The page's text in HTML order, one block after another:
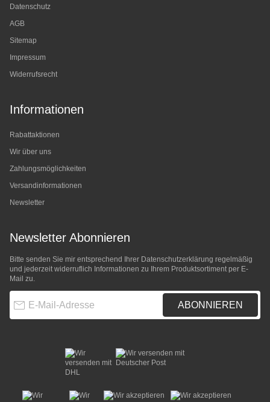
Datenschutz
AGB
Sitemap
Impressum
Widerrufsrecht
Informationen
Rabattaktionen
Wir über uns
Zahlungsmöglichkeiten
Versandinformationen
Newsletter
Newsletter Abonnieren
Bitte senden Sie mir entsprechend Ihrer Datenschutzerklärung regelmäßig
und jederzeit widerruflich Informationen zu Ihrem Produktsortiment per E-
Mail zu.
ABONNIEREN